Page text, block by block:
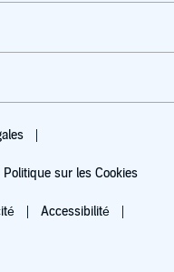
Politique sur les Cookies
Accessibilité